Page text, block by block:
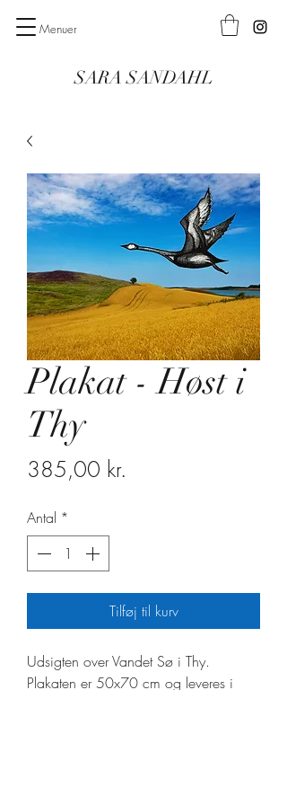
Menuer
SARA SANDAHL
Plakat - Høst i
Thy
385,00 kr.
Antal *
Tilføj til kurv
Udsigten over Vandet Sø i Thy.
Plakaten er 50x70 cm og leveres i